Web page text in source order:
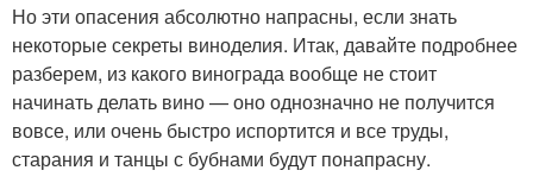
Но эти опасения абсолютно напрасны, если знать
некоторые секреты виноделия. Итак, давайте подробнее
разберем, из какого винограда вообще не стоит
начинать делать вино — оно однозначно не получится
вовсе, или очень быстро испортится и все труды,
старания и танцы с бубнами будут понапрасну.